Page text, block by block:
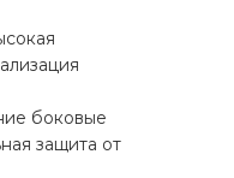
боковые
защита от